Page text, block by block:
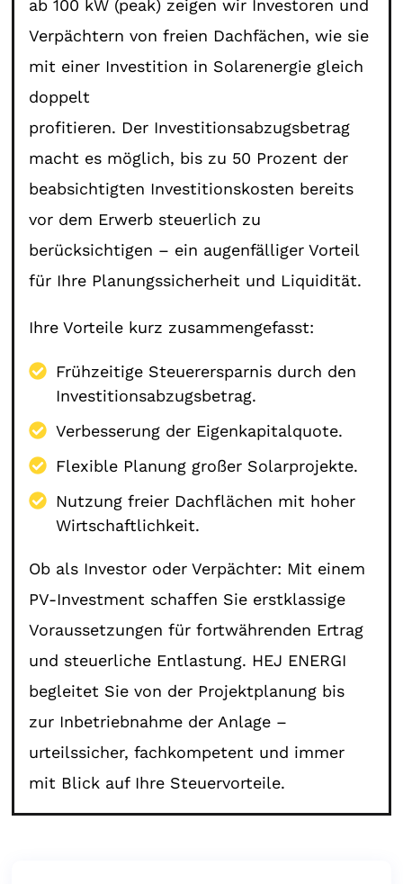
ab 100 kW (peak) zeigen wir Investoren und
Verpächtern von freien Dachfächen, wie sie
mit einer Investition in Solarenergie gleich
doppelt
profitieren. Der Investitionsabzugsbetrag
macht es möglich, bis zu 50 Prozent der
beabsichtigten Investitionskosten bereits
vor dem Erwerb steuerlich zu
berücksichtigen – ein augenfälliger Vorteil
für Ihre Planungssicherheit und Liquidität.
Ihre Vorteile kurz zusammengefasst:
Frühzeitige Steuerersparnis durch den
Investitionsabzugsbetrag.
Verbesserung der Eigenkapitalquote.
Flexible Planung großer Solarprojekte.
Nutzung freier Dachflächen mit hoher
Wirtschaftlichkeit.
Ob als Investor oder Verpächter: Mit einem
PV-Investment schaffen Sie erstklassige
Voraussetzungen für fortwährenden Ertrag
und steuerliche Entlastung. HEJ ENERGI
begleitet Sie von der Projektplanung bis
zur Inbetriebnahme der Anlage –
urteilssicher, fachkompetent und immer
mit Blick auf Ihre Steuervorteile.